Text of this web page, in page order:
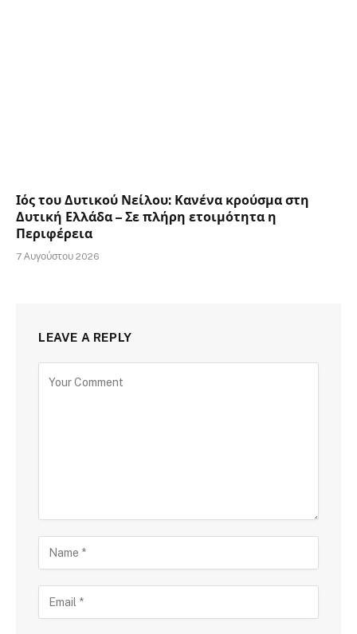
Ιός του Δυτικού Νείλου: Κανένα κρούσμα στη
Δυτική Ελλάδα – Σε πλήρη ετοιμότητα η
Περιφέρεια
7 Αυγούστου 2026
LEAVE A REPLY